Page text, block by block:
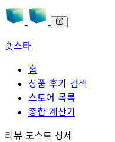
숏스타
홈
상품 후기 검색
스토어 목록
종합 계산기
본문으로 바로가기
리뷰 포스트 상세